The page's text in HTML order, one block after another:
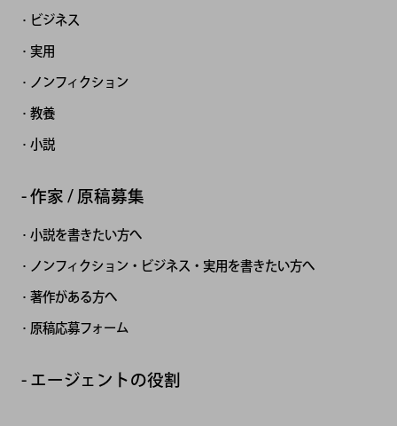
ビジネス
実用
ノンフィクション
教養
小説
作家 / 原稿募集
小説を書きたい方へ
ノンフィクション・ビジネス・実用を書きたい方へ
著作がある方へ
原稿応募フォーム
エージェントの役割